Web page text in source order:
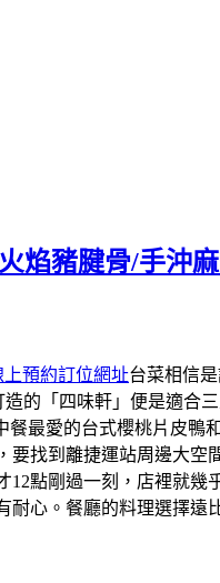
焰豬腱骨/手沖
上預約訂位網址台菜相信
的「四味軒」便是適合
最愛的台式櫻桃片皮鴨
要找到離捷運站周邊大
點剛過一刻，店裡就幾
心。餐廳的料理選擇遠